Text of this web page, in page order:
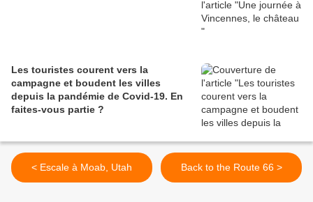
Les touristes courent vers la
campagne et boudent les villes
depuis la pandémie de Covid‑19. En
faites‑vous partie ?
< Escale à Moab, Utah Back to the Route 66 >